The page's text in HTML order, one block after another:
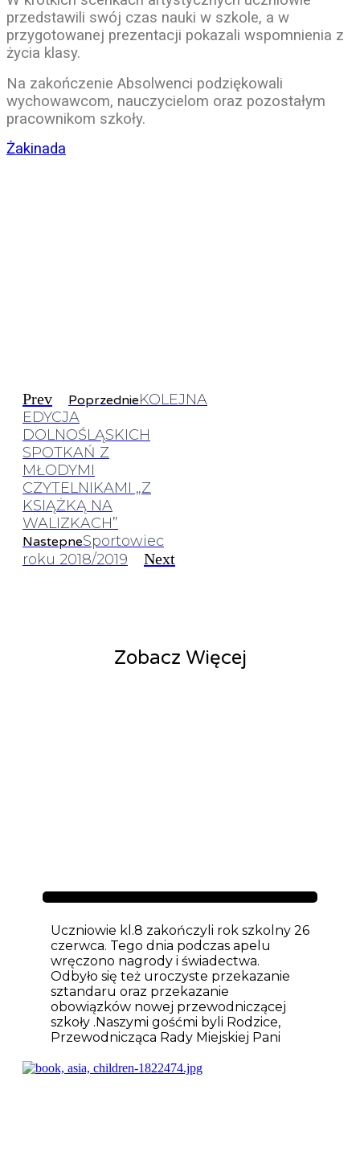
przedstawili swój czas nauki w szkole, a w
przygotowanej prezentacji pokazali wspomnienia z
życia klasy.
Na zakończenie Absolwenci podziękowali
wychowawcom, nauczycielom oraz pozostałym
pracownikom szkoły.
Żakinada
Prev PoprzednieKOLEJNA
EDYCJA
DOLNOŚLĄSKICH
SPOTKAŃ Z
MŁODYMI
CZYTELNIKAMI „Z
KSIĄŻKĄ NA
WALIZKACH”
NastepneSportowiec
roku 2018/2019
Next
Zobacz Więcej
Aktualności
Uczniowie kl.8 zakończyli rok szkolny 26
czerwca. Tego dnia podczas apelu
wręczono nagrody i świadectwa.
Odbyło się też uroczyste przekazanie
sztandaru oraz przekazanie
obowiązków nowej przewodniczącej
szkoły .Naszymi gośćmi byli Rodzice,
Przewodnicząca Rady Miejskiej Pani